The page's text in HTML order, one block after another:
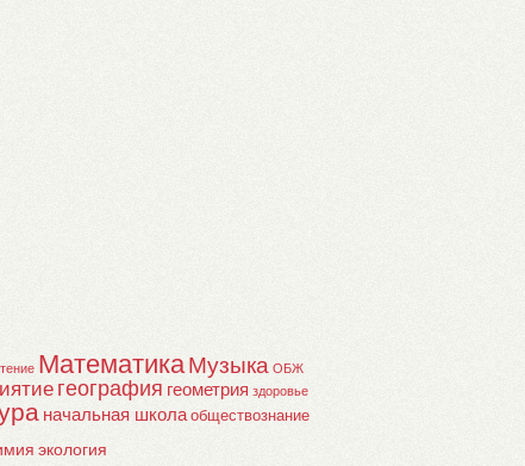
МатематикаМузыка ОБЖ
география геометрия здоровье
начальная школа обществознание
экология